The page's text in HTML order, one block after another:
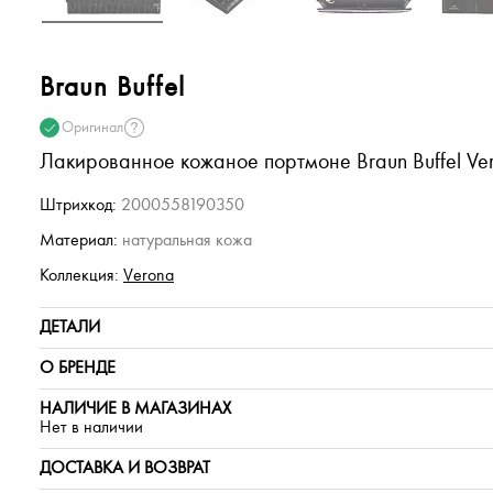
Braun Buffel
Оригинал
Лакированное кожаное портмоне Braun Buffel
Штрихкод: 2000558190350
Материал: натуральная кожа
Коллекция: Verona
ДЕТАЛИ
О БРЕНДЕ
НАЛИЧИЕ В МАГАЗИНАХ
Нет в наличии
ДОСТАВКА И ВОЗВРАТ